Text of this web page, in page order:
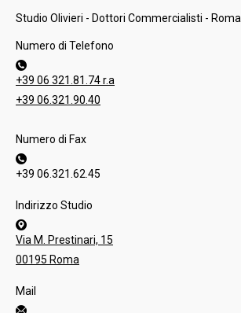
Studio Olivieri - Dottori Commercialisti - Roma
Numero di Telefono
+39 06 321.81.74 r.a
+39 06.321.90.40
Numero di Fax
+39 06.321.62.45
Indirizzo Studio
Via M. Prestinari, 15
00195 Roma
Mail